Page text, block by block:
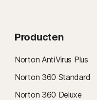
Producten
Norton AntiVirus Plus
Norton 360 Standard
Norton 360 Deluxe